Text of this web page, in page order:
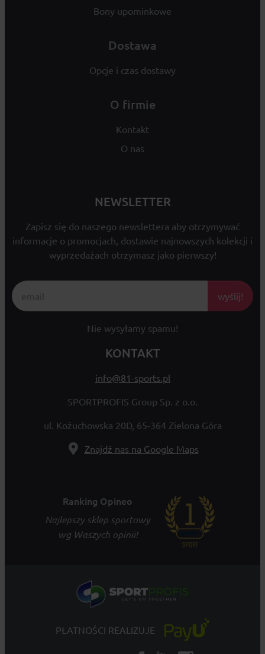
Bony upominkowe
Dostawa
Opcje i czas dostawy
O firmie
Kontakt
O nas
NEWSLETTER
Zapisz się do naszego newslettera aby otrzymywać
informacje o promocjach, dostawie najnowszych kolekcji i
wyprzedażach otrzymasz jako pierwszy!
wyślij!
Nie wysyłamy spamu!
KONTAKT
info@81-sports.pl
SPORTPROFIS Group Sp. z o.o.
ul. Kożuchowska 20D, 65-364 Zielona Góra
Znajdź nas na Google Maps
Ranking Opineo
Najlepszy sklep sportowy
wg Waszych opinii!
PŁATNOŚCI REALIZUJE